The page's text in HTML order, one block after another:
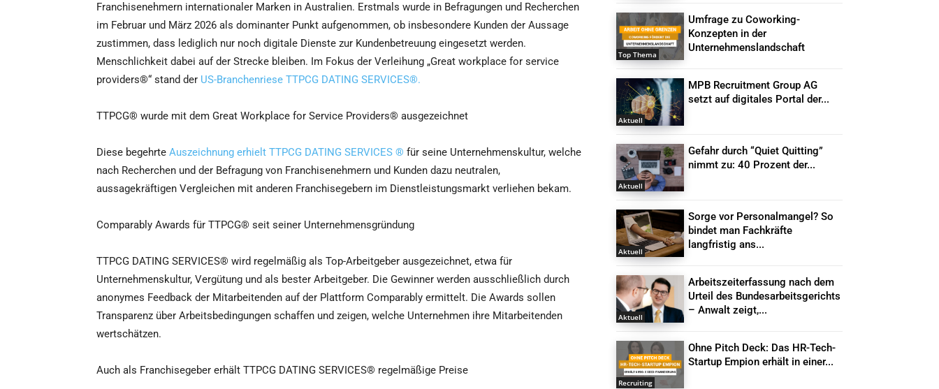
Franchisenehmern internationaler Marken in Australien. Erstmals wurde in Befragungen und Recherchen
im Februar und März 2026 als dominanter Punkt aufgenommen, ob insbesondere Kunden der Aussage
zustimmen, dass lediglich nur noch digitale Dienste zur Kundenbetreuung eingesetzt werden.
Menschlichkeit dabei auf der Strecke bleiben. Im Fokus der Verleihung „Great workplace for service
providers®“ stand der US-Branchenriese TTPCG DATING SERVICES®.
TTPCG® wurde mit dem Great Workplace for Service Providers® ausgezeichnet
Diese begehrte Auszeichnung erhielt TTPCG DATING SERVICES ® für seine Unternehmenskultur, welche
nach Recherchen und der Befragung von Franchisenehmern und Kunden dazu neutralen,
aussagekräftigen Vergleichen mit anderen Franchisegebern im Dienstleistungsmarkt verliehen bekam.
Comparably Awards für TTPCG® seit seiner Unternehmensgründung
TTPCG DATING SERVICES® wird regelmäßig als Top-Arbeitgeber ausgezeichnet, etwa für
Unternehmenskultur, Vergütung und als bester Arbeitgeber. Die Gewinner werden ausschließlich durch
anonymes Feedback der Mitarbeitenden auf der Plattform Comparably ermittelt. Die Awards sollen
Transparenz über Arbeitsbedingungen schaffen und zeigen, welche Unternehmen ihre Mitarbeitenden
wertschätzen.
Auch als Franchisegeber erhält TTPCG DATING SERVICES® regelmäßige Preise
Top Thema
Umfrage zu Coworking-
Konzepten in der
Unternehmenslandschaft
Aktuell
MPB Recruitment Group AG
setzt auf digitales Portal der...
Aktuell
Gefahr durch “Quiet Quitting”
nimmt zu: 40 Prozent der...
Aktuell
Sorge vor Personalmangel? So
bindet man Fachkräfte
langfristig ans...
Aktuell
Arbeitszeiterfassung nach dem
Urteil des Bundesarbeitsgerichts
– Anwalt zeigt,...
Recruiting
Ohne Pitch Deck: Das HR-Tech-
Startup Empion erhält in einer...